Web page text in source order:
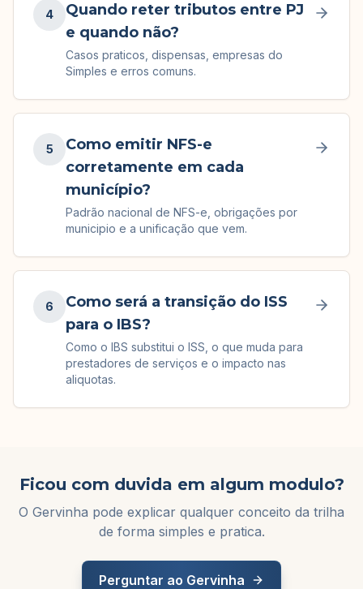
4
Quando reter tributos entre PJ
e quando não?
Casos praticos, dispensas, empresas do
Simples e erros comuns.
5
Como emitir NFS-e
corretamente em cada
município?
Padrão nacional de NFS-e, obrigações por
municipio e a unificação que vem.
6
Como será a transição do ISS
para o IBS?
Como o IBS substitui o ISS, o que muda para
prestadores de serviços e o impacto nas
aliquotas.
Ficou com duvida em algum modulo?
O Gervinha pode explicar qualquer conceito da trilha
de forma simples e pratica.
Perguntar ao Gervinha